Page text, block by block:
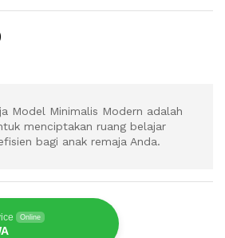
Model Minimalis Modern adalah
menciptakan ruang belajar
bagi anak remaja Anda.
Online